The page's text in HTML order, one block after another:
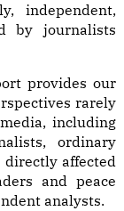
independent,
by journalists
provides our
rarely
including
ordinary
directly affected
and peace
analysts.